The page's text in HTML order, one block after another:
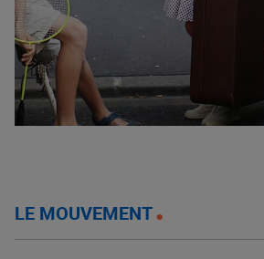
LE MOUVEMENT